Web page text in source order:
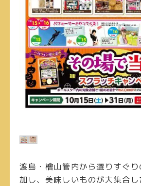
渡島・檜山管内から選りすぐ
加し、美味しいものが大集合し